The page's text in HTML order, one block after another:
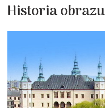
Historia obrazu